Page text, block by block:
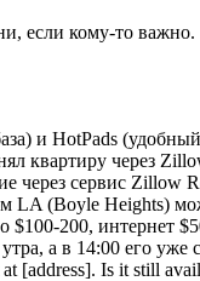
если кому-то важно.
и HotPads
квартиру через
через сервис
LA (Boyle Heights)
200, интернет
а в 14:00 его уже
[address]. Is it still